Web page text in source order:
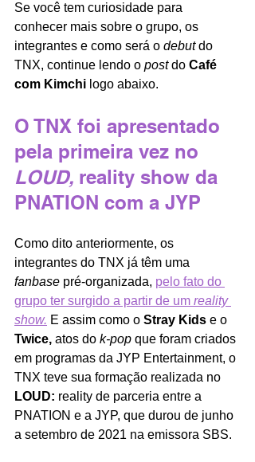
Se você tem curiosidade para
conhecer mais sobre o grupo, os
integrantes e como será o debut do
TNX, continue lendo o post do Café
com Kimchi logo abaixo.
O TNX foi apresentado
pela primeira vez no
LOUD, reality show da
PNATION com a JYP
Como dito anteriormente, os
integrantes do TNX já têm uma
fanbase pré-organizada, pelo fato do
grupo ter surgido a partir de um reality
show. E assim como o Stray Kids e o
Twice, atos do k-pop que foram criados
em programas da JYP Entertainment, o
TNX teve sua formação realizada no
LOUD: reality de parceria entre a
PNATION e a JYP, que durou de junho
a setembro de 2021 na emissora SBS.